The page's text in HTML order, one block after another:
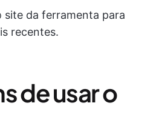
site da ferramenta para
recentes.
de usar o